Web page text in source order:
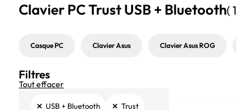
Clavier PC Trust USB + Bluetooth(
Casque PC Clavier Asus Clavier Asus ROG
Filtres
Tout effacer
× USB + Bluetooth × Trust